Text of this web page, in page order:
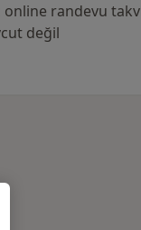
randevu
değil